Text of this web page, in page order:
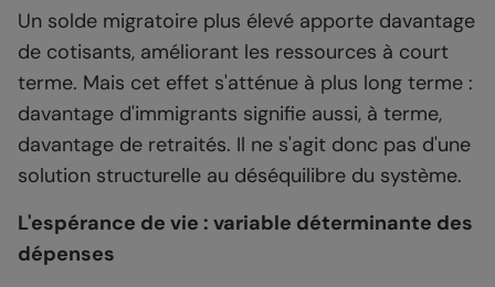
Un solde migratoire plus élevé apporte davantage
de cotisants, améliorant les ressources à court
terme. Mais cet effet s'atténue à plus long terme :
davantage d'immigrants signifie aussi, à terme,
davantage de retraités. Il ne s'agit donc pas d'une
solution structurelle au déséquilibre du système.
L'espérance de vie : variable déterminante des
dépenses